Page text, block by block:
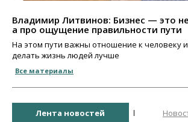
Владимир Литвинов: Бизнес — это
а про ощущение правильности пути
На этом пути важны отношение к человеку
делать жизнь людей лучше
Все материалы
Лента новостей